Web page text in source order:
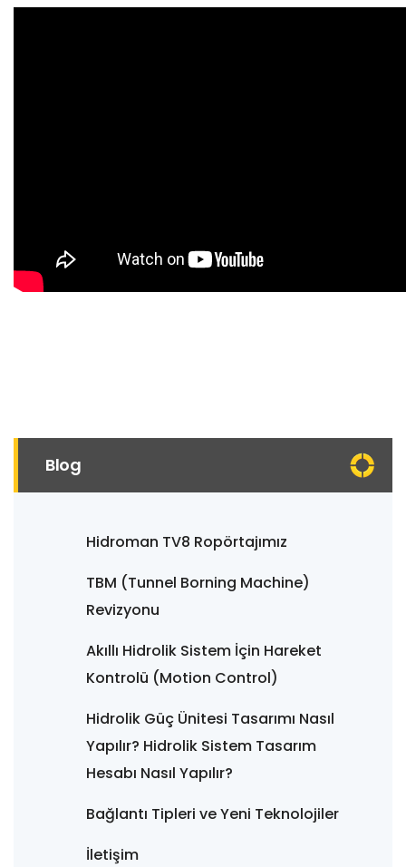
Blog
Hidroman TV8 Ropörtajımız
TBM (Tunnel Borning Machine)
Revizyonu
Akıllı Hidrolik Sistem İçin Hareket
Kontrolü (Motion Control)
Hidrolik Güç Ünitesi Tasarımı Nasıl
Yapılır? Hidrolik Sistem Tasarım
Hesabı Nasıl Yapılır?
Bağlantı Tipleri ve Yeni Teknolojiler
İletişim